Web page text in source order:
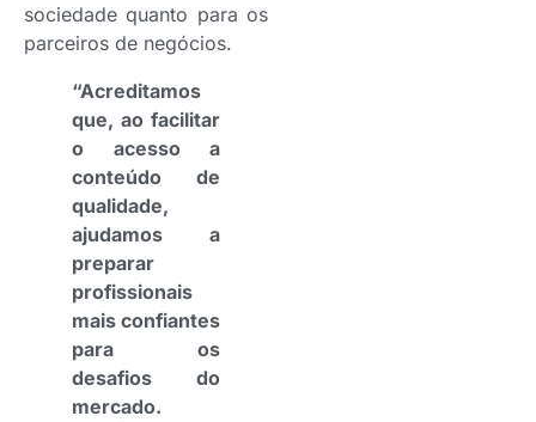
sociedade quanto para os
parceiros de negócios.
“Acreditamos
que, ao facilitar
o acesso a
conteúdo de
qualidade,
ajudamos a
preparar
profissionais
mais confiantes
para os
desafios do
mercado.